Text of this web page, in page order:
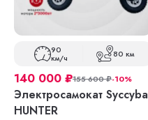
90
км/ч 80 км
140 000 ₽155 600₽-10%
Электросамокат Syccyba
HUNTER